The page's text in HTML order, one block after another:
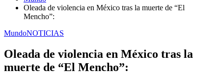
Oleada de violencia en México tras la muerte de “El
Mencho”:
MundoNOTICIAS
Oleada de violencia en México tras la
muerte de “El Mencho”: